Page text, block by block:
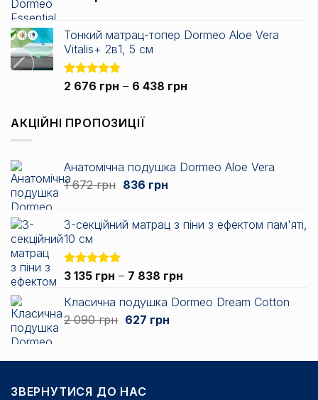
344 грн
Тонкий матрац-топер Dormeo Aloe Vera
Vitalis+ 2в1, 5 см
Оцінено в
2 676 грн – 6 438 грн
6
АКЦІЙНІ ПРОПОЗИЦІЇ
Анатомічна подушка Dormeo Aloe Vera
1 672грн Оригінальна
672 грн.
836 грнПоточна
3-секційний матрац з піни з ефектом пам'яті,
10 см
Оцінено в
з 5
3 135 грн – 7 838 грн
від
7
Класична подушка Dormeo Dream Cotton
2 090грн Оригінальна
090 грн.
627 грнПоточна
ЗВЕРНУТИСЯ ДО НАС